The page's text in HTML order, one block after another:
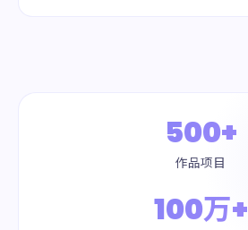
500+
作品项目
100万+